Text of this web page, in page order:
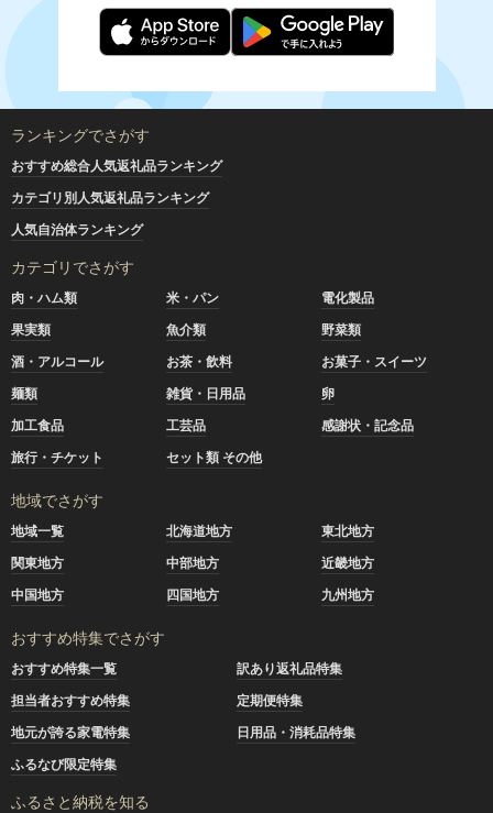
ランキングでさがす
おすすめ総合人気返礼品ランキング
カテゴリ別人気返礼品ランキング
人気自治体ランキング
カテゴリでさがす
肉・ハム類 米・パン
電化製品
果実類
魚介類
野菜類
酒・アルコール
お茶・飲料
お菓子・スイーツ
麺類
雑貨・日用品
卵
加工食品
工芸品
感謝状・記念品
旅行・チケット
セット類 その他
地域でさがす
地域一覧 北海道地方
東北地方
関東地方
中部地方
近畿地方
中国地方
四国地方 九州地方
おすすめ特集でさがす
おすすめ特集一覧
訳あり返礼品特集
担当者おすすめ特集
定期便特集
地元が誇る家電特集
日用品・消耗品特集
ふるなび限定特集
ふるさと納税を知る